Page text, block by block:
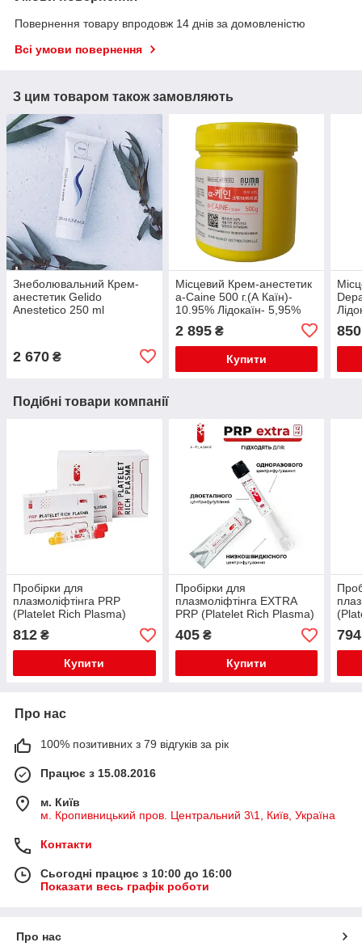
Повернення товару впродовж 14 днів за домовленістю
Всі умови повернення
З цим товаром також замовляють
Знеболювальний Крем-
анестетик Gelido
Anestetico 250 ml
2 670 ₴
Місцевий Крем-анестетик
a-Caine 500 г.(А Каїн)-
10.95% Лідокаїн- 5,95%
2 895₴
Купити
850
Подібні товари компанії
Пробірки для
плазмоліфтінга PRP
(Platelet Rich Plasma)
процедури, скло - 2 шт\уп.
по 8 мл
812 ₴
Купити
Пробірки для
плазмоліфтінга EXTRA
PRP (Platelet Rich Plasma)
процедури, скло - 1 шт\уп
12 мл
405₴
Купити
по
794
Про нас
100% позитивних з 79 відгуків за рік
Працює з 15.08.2016
м. Київ
м. Кропивницький пров. Центральний 3\1, Київ, Україна
Контакти
Сьогодні працює з 10:00 до 16:00
Показати весь графік роботи
Про нас